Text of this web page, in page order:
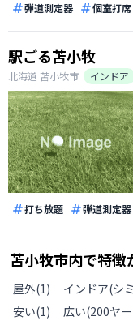
弾道測定器 個室打席
駅ごる苫小牧
北海道 苫小牧市 インドア
打ち放題 弾道測定器
苫小牧市内で特徴
屋外(1) インドア(シ
安い(1) 広い(200ヤ